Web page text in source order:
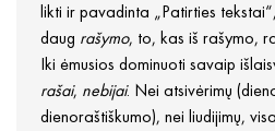
likti ir pavadinta „Patirties
daug rašymo, to, kas iš rašymo,
Iki ėmusios dominuoti savaip
rašai, nebijai. Nei atsivėrimų
dienoraštiškumo), nei liudijimų,